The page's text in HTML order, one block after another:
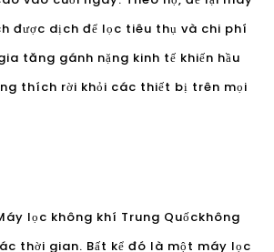
lọc không khí Trung Quốckhông
thời gian. Bất kể đó là một máy lọc
OLANSI được sử dụng trong phòng